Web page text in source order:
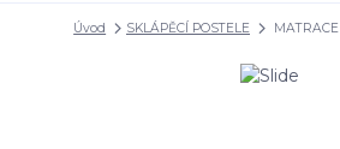
Úvod SKLÁPĚCÍ POSTELE